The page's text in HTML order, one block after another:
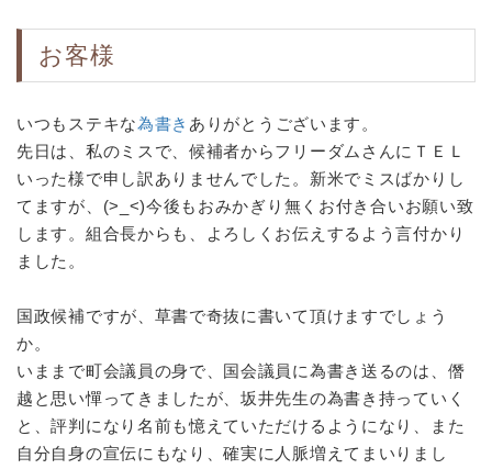
お客様
いつもステキな為書き ありがとうございます。
先日は、私のミスで、候補者からフリーダムさんにＴＥＬ
いった様で申し訳ありませんでした。新米でミスばかりし
てますが、(>_<)今後もおみかぎり無くお付き合いお願い致
します。組合長からも、よろしくお伝えするよう言付かり
ました。
国政候補ですが、草書で奇抜に書いて頂けますでしょう
か。
いままで町会議員の身で、国会議員に為書き送るのは、僭
越と思い憚ってきましたが、坂井先生の為書き持っていく
と、評判になり名前も憶えていただけるようになり、また
自分自身の宣伝にもなり、確実に人脈増えてまいりまし